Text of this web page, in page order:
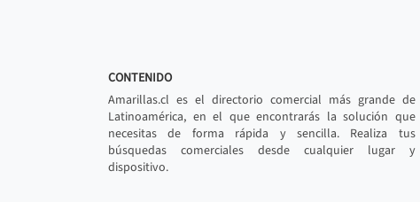
CONTENIDO
Amarillas.cl es el directorio comercial más grande de
Latinoamérica, en el que encontrarás la solución que
necesitas de forma rápida y sencilla. Realiza tus
búsquedas comerciales desde cualquier lugar y
dispositivo.